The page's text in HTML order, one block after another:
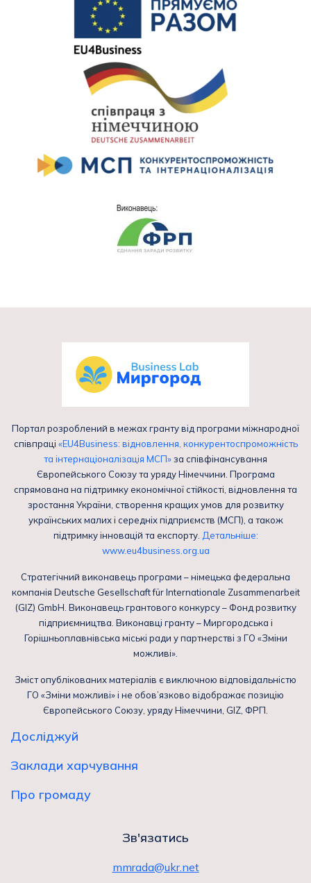
Портал розроблений в межах гранту від програми міжнародної
співпраці «EU4Business: відновлення, конкурентоспроможність
та інтернаціоналізація МСП»за співфінансування
Європейського Союзу та уряду Німеччини. Програма
спрямована на підтримку економічної стійкості, відновлення та
зростання України, створення кращих умов для розвитку
українських малих і середніх підприємств (МСП), а також
підтримку інновацій та експорту. Детальніше:
www.eu4business.org.ua
Стратегічний виконавець програми – німецька федеральна
компанія Deutsche Gesellschaft für Internationale Zusammenarbeit
(GIZ) GmbH. Виконавець грантового конкурсу – Фонд розвитку
підприємництва. Виконавці гранту – Миргородська і
Горішньоплавнівська міські ради у партнерстві з ГО «Зміни
можливі».
Зміст опублікованих матеріалів є виключною відповідальністю
ГО «Зміни можливі» і не обов’язково відображає позицію
Європейського Союзу, уряду Німеччини, GIZ, ФРП.
Досліджуй
Заклади харчування
Про громаду
Зв'язатись
mmrada@ukr.net